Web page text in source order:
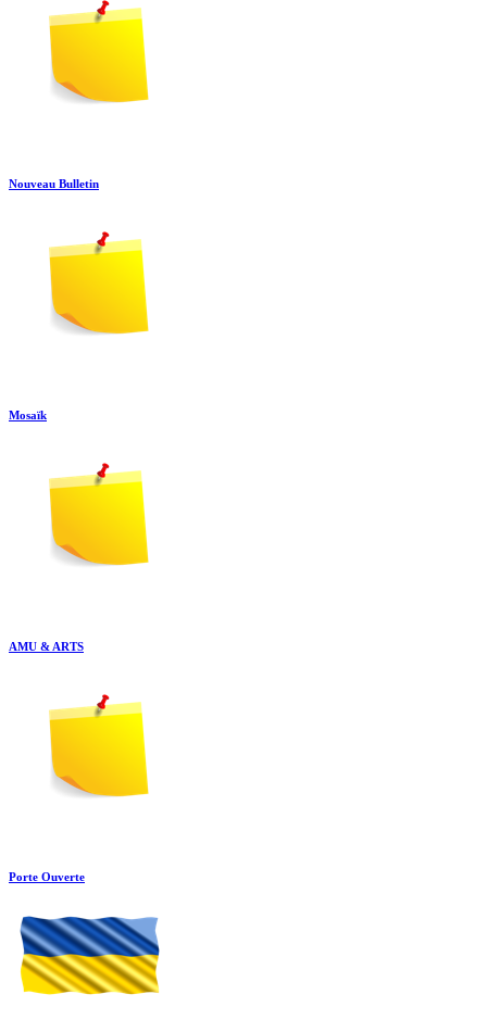
Nouveau Bulletin
Mosaïk
AMU & ARTS
Porte Ouverte